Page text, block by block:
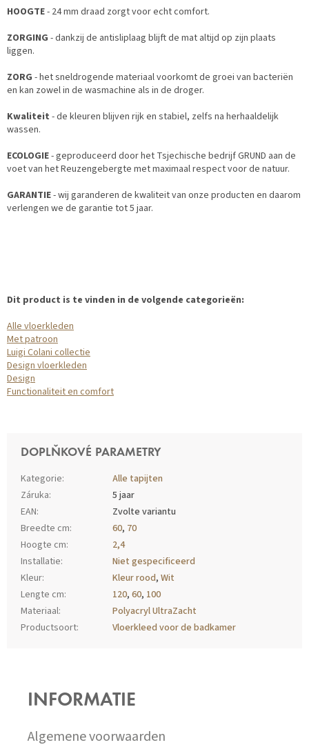
HOOGTE- 24 mm draad zorgt voor echt comfort.
ZORGING - dankzij de antisliplaag blijft de mat altijd op zijn plaats
liggen.
ZORG - het sneldrogende materiaal voorkomt de groei van bacteriën
en kan zowel in de wasmachine als in de droger.
Kwaliteit - de kleuren blijven rijk en stabiel, zelfs na herhaaldelijk
wassen.
ECOLOGIE- geproduceerd door het Tsjechische bedrijf GRUND aan de
voet van het Reuzengebergte met maximaal respect voor de natuur.
GARANTIE- wij garanderen de kwaliteit van onze producten en daarom
verlengen we de garantie tot 5 jaar.
Dit product is te vinden in de volgende categorieën:
Alle vloerkleden
Met patroon
Luigi Colani collectie
Design vloerkleden
Design
Functionaliteit en comfort
DOPLŇKOVÉ PARAMETRY
Kategorie:
Alle tapijten
Záruka:
5 jaar
EAN:
Zvolte variantu
Breedte cm: 60, 70
Hoogte cm:
2,4
Installatie:
Niet gespecificeerd
Kleur: Kleur rood, Wit
Lengte cm: 120, 60, 100
Materiaal:
Polyacryl UltraZacht
Productsoort:
Vloerkleed voor de badkamer
INFORMATIE
Algemene voorwaarden